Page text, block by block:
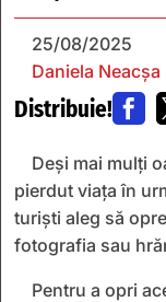
25/08/2025
Daniela Neacșa
Distribuie! 
Deși mai mulți
pierdut viața în
turiști aleg să
fotografia sau
Pentru a opri